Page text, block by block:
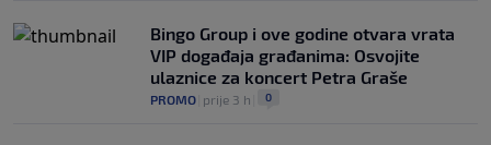
Bingo Group i ove godine otvara vrata
VIP događaja građanima: Osvojite
ulaznice za koncert Petra Graše
PROMO prije 3 h 0